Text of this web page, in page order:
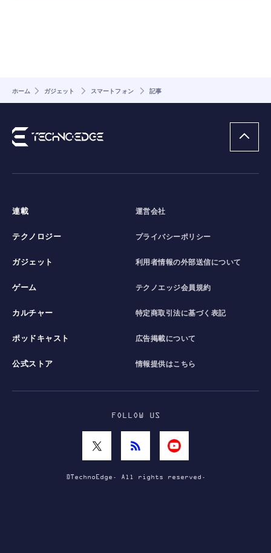
ホーム ガジェット スマートフォン 記事
連載
テクノロジー
ガジェット
ゲーム
カルチャー
ポッドキャスト
公式ストア
運営会社
プライバシーポリシー
利用者情報の外部送信について
テクノエッジ会員規約
特定商取引法に基づく表記
広告掲載について
情報提供はこちら
FOLLOW US
©TechnoEdge. All rights reserved.